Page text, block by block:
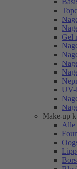
Gel
UV-
Make-up
Alle